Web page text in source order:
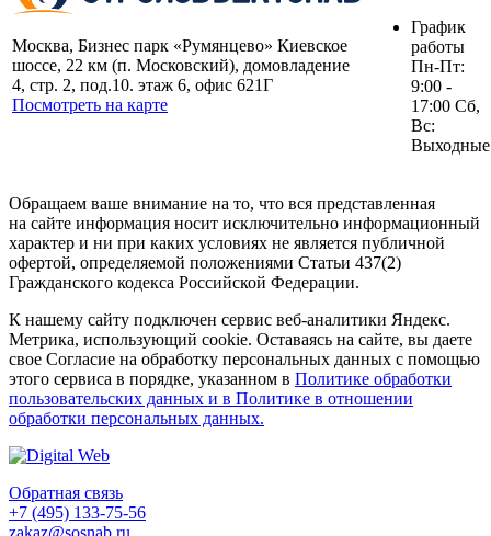
Москва, Бизнес парк «Румянцево» Киевское
шоссе, 22 км (п. Московский), домовладение
4, стр. 2, под.10. этаж 6, офис 621Г
Посмотреть на карте
График
работы
Пн-Пт:
9:00 -
17:00 Сб,
Вс:
Выходные
Обращаем ваше внимание на то, что вся представленная
на сайте информация носит исключительно информационный
характер и ни при каких условиях не является публичной
офертой, определяемой положениями Статьи 437(2)
Гражданского кодекса Российской Федерации.
К нашему сайту подключен сервис веб-аналитики Яндекс.
Метрика, использующий cookie. Оставаясь на сайте, вы даете
свое Согласие на обработку персональных данных с помощью
этого сервиса в порядке, указанном в Политике обработки
пользовательских данных и в Политике в отношении
обработки персональных данных.
Обратная связь
+7 (495) 133-75-56
zakaz@sosnab.ru